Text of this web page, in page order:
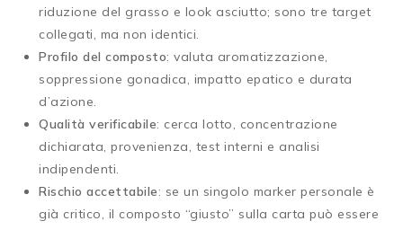
riduzione del grasso e look asciutto; sono tre target
collegati, ma non identici.
Profilo del composto: valuta aromatizzazione,
soppressione gonadica, impatto epatico e durata
d’azione.
Qualità verificabile: cerca lotto, concentrazione
dichiarata, provenienza, test interni e analisi
indipendenti.
Rischio accettabile: se un singolo marker personale è
già critico, il composto “giusto” sulla carta può essere